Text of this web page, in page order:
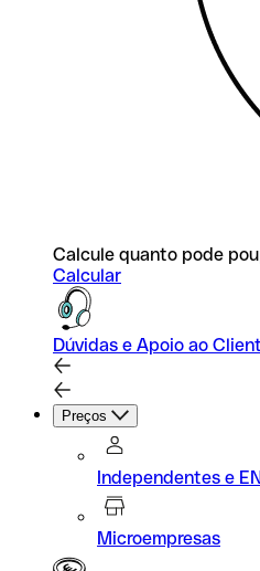
Calcule quanto pode
Calcular
Dúvidas e Apoio ao
Preços
Independentes e
Microempresas